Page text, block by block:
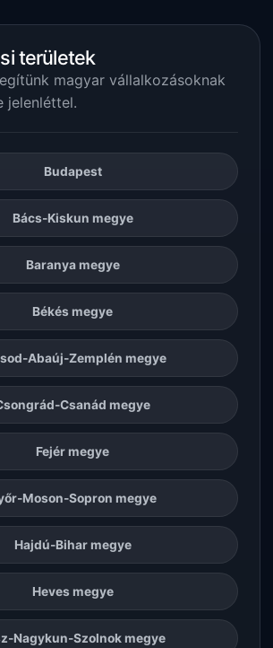
területek
magyar vállalkozásoknak
jelenléttel.
Budapest
Bács-Kiskun megye
Baranya megye
Békés megye
Abaúj-Zemplén megye
Csanád megye
Fejér megye
Moson-Sopron megye
Hajdú-Bihar megye
Heves megye
Nagykun-Szolnok megye